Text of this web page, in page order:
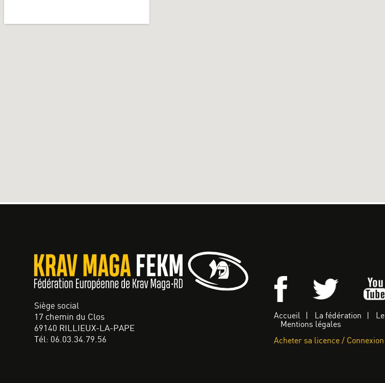
Siège social
17 chemin du Clos
69140 RILLIEUX-LA-PAPE
Tél: 06.03.34.79.56
Accueil La fédération
Mentions légales
Acheter sa licence / Connexion